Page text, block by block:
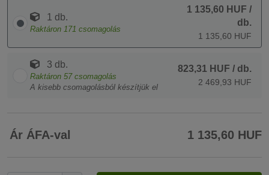
1 db.
Raktáron 171 csomagolás
1 135,60 HUF /
db.
1 135,60 HUF
3 db.
Raktáron 57 csomagolás
A kisebb csomagolásból készítjük el
823,31 HUF / db.
2 469,93 HUF
Ár ÁFA-val 1 135,60 HUF